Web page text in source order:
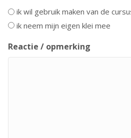
ik wil gebruik maken van de
ik neem mijn eigen klei mee
Reactie / opmerking